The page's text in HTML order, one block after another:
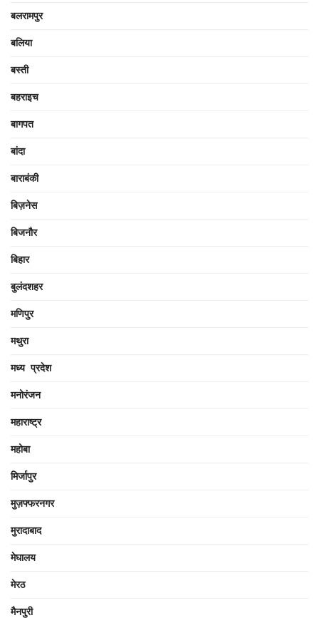
बलरामपुर
बलिया
बस्ती
बहराइच
बागपत
बांदा
बाराबंकी
बिज़नेस
बिजनौर
बिहार
बुलंदशहर
मणिपुर
मथुरा
मध्य प्रदेश
मनोरंजन
महाराष्ट्र
महोबा
मिर्जापुर
मुज़फ्फरनगर
मुरादाबाद
मेघालय
मेरठ
मैनपुरी